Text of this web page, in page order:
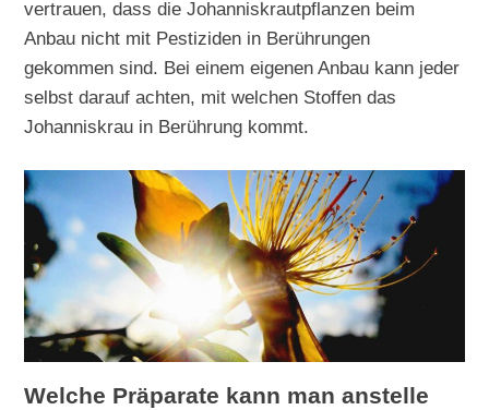
vertrauen, dass die Johanniskrautpflanzen beim
Anbau nicht mit Pestiziden in Berührungen
gekommen sind. Bei einem eigenen Anbau kann jeder
selbst darauf achten, mit welchen Stoffen das
Johanniskrau in Berührung kommt.
Welche Präparate kann man anstelle